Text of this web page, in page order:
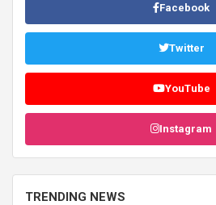
Facebook
Twitter
YouTube
Instagram
TRENDING NEWS